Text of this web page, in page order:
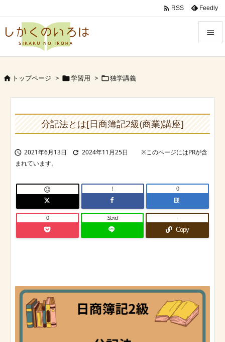


Prev


 RSS Feedly
 トップページ > 学習用 > 独学講義
分記法とは[日商簿記2級(商業)講座]
 2021年6月13日  2024年11月25日
 !
B!
0
0 Send
Copy
-